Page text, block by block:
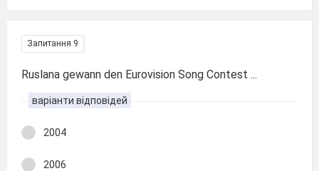
Запитання 9
Ruslana gewann den Eurovision Song Contest ...
варіанти відповідей
2004
2006